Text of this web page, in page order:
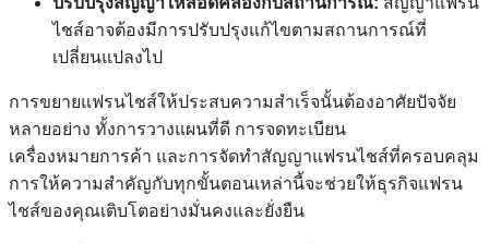
ไชส์อาจต้องมีการปรับปรุงแก้ไขตามสถานการณ์ที่
เปลี่ยนแปลงไป
การขยายแฟรนไชส์ให้ประสบความสำเร็จนั้นต้องอาศัยปัจจัย
หลายอย่าง ทั้งการวางแผนที่ดี การจดทะเบียน
เครื่องหมายการค้า และการจัดทำสัญญาแฟรนไชส์ที่ครอบคลุม
การให้ความสำคัญกับทุกขั้นตอนเหล่านี้จะช่วยให้ธุรกิจแฟรน
ไชส์ของคุณเติบโตอย่างมั่นคงและยั่งยืน